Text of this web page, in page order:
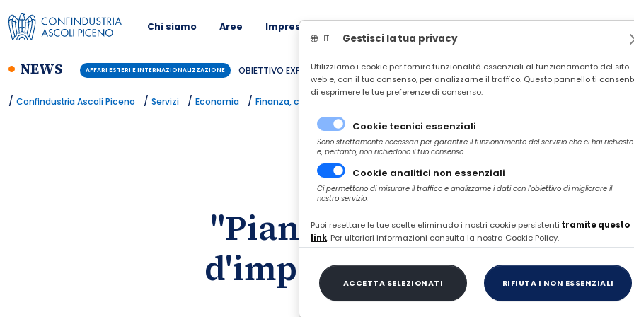
Chi siamo Aree Imprese
NEWS AFFARI ESTERI E INTERNAZIONALIZZAZIONE OBIETTIVO EXPORT: IMPRESE E TERRITORI DEL CENTRO ITALIA VERSO LA CNE 2026 - ROMA, 6
/ Confindustria Ascoli Piceno / Servizi / Economia / Finanza, credito e incentivi "Piano Transizione 5.0” - Credito d'imposta per
LUNEDÌ 17 MARZO 2025
"Piano Transizione 5.0” -
d'imposta per
IT Gestisci la tua privacy
Utilizziamo i cookie per fornire funzionalità essenziali al funzionamento del sito
web e, con il tuo consenso, per analizzarne il traffico. Questo pannello ti
di esprimere le tue preferenze di consenso.
Cookie tecnici essenziali
Sono strettamente necessari per garantire il funzionamento del servizio che ci hai richiesto
e, pertanto, non richiedono il tuo consenso.
Cookie analitici non essenziali
Ci permettono di misurare il traffico e analizzarne i dati con l'obiettivo di migliorare il
nostro servizio.
Puoi resettare le tue scelte eliminado i nostri cookie persistenti tramite questo
link. Per ulteriori informazioni consulta la nostra Cookie Policy.
ACCETTA SELEZIONATI RIFIUTA I NON ESSENZIALI